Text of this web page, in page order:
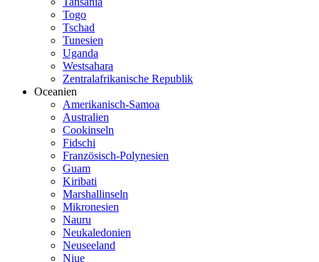
Togo
Tschad
Tunesien
Uganda
Westsahara
Zentralafrikanische Republik
Oceanien
Amerikanisch-Samoa
Australien
Cookinseln
Fidschi
Französisch-Polynesien
Guam
Kiribati
Marshallinseln
Mikronesien
Nauru
Neukaledonien
Neuseeland
Niue